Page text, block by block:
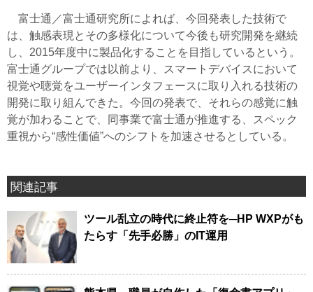
富士通／富士通研究所によれば、今回発表した技術で
は、触感表現とその多様化について今後も研究開発を継続
し、2015年度中に製品化することを目指しているという。
富士通グループでは以前より、スマートデバイスにおいて
視覚や聴覚をユーザーインタフェースに取り入れる技術の
開発に取り組んできた。今回の発表で、それらの感覚に触
覚が加わることで、同事業で富士通が推進する、スペック
重視から“感性価値”へのシフトを加速させるとしている。
関連記事
ツール乱立の時代に終止符を─HP WXPがも
たらす「先手必勝」のIT運用